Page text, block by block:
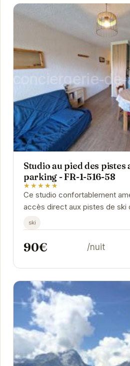
Studio au pied des pistes
parking - FR-1-516-58
★★★★★
Ce studio confortablement
accès direct aux pistes de ski
Avec son balcon privé, vous
vue...
ski
90€ /nuit